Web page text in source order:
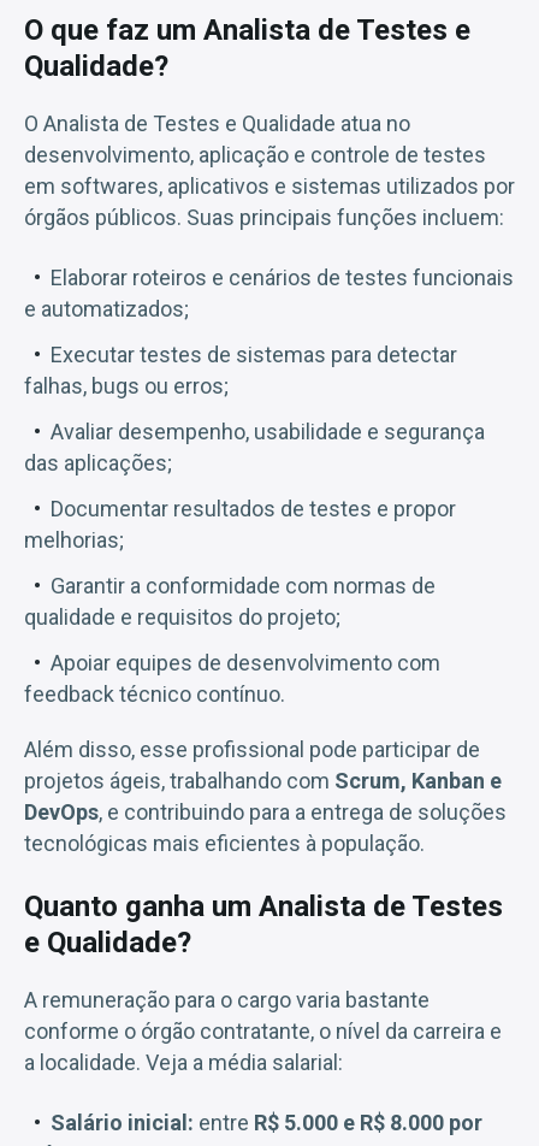
O que faz um Analista de Testes e
Qualidade?
O Analista de Testes e Qualidade atua no
desenvolvimento, aplicação e controle de testes
em softwares, aplicativos e sistemas utilizados por
órgãos públicos. Suas principais funções incluem:
Elaborar roteiros e cenários de testes funcionais
e automatizados;
Executar testes de sistemas para detectar
falhas, bugs ou erros;
Avaliar desempenho, usabilidade e segurança
das aplicações;
Documentar resultados de testes e propor
melhorias;
Garantir a conformidade com normas de
qualidade e requisitos do projeto;
Apoiar equipes de desenvolvimento com
feedback técnico contínuo.
Além disso, esse profissional pode participar de
projetos ágeis, trabalhando com Scrum, Kanban e
DevOps, e contribuindo para a entrega de soluções
tecnológicas mais eficientes à população.
Quanto ganha um Analista de Testes
e Qualidade?
A remuneração para o cargo varia bastante
conforme o órgão contratante, o nível da carreira e
a localidade. Veja a média salarial:
Salário inicial: entre R$ 5.000 e R$ 8.000 por